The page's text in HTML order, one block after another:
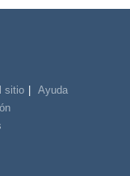
sitio
Ayuda